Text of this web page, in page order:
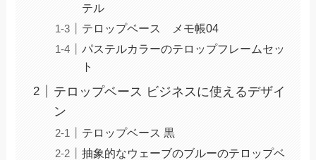
テル
テロップベース メモ帳04
パステルカラーのテロップフレームセッ
ト
テロップベース ビジネスに使えるデザイ
ン
テロップベース 黒
抽象的なウェーブのブルーのテロップベ